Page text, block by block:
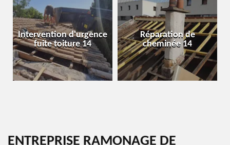
Intervention d'urgence
fuite toiture 14
Réparation de
cheminée 14
ENTREPRISE RAMONAGE DE